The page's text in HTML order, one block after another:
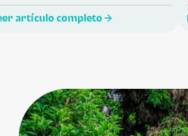
artículo completo